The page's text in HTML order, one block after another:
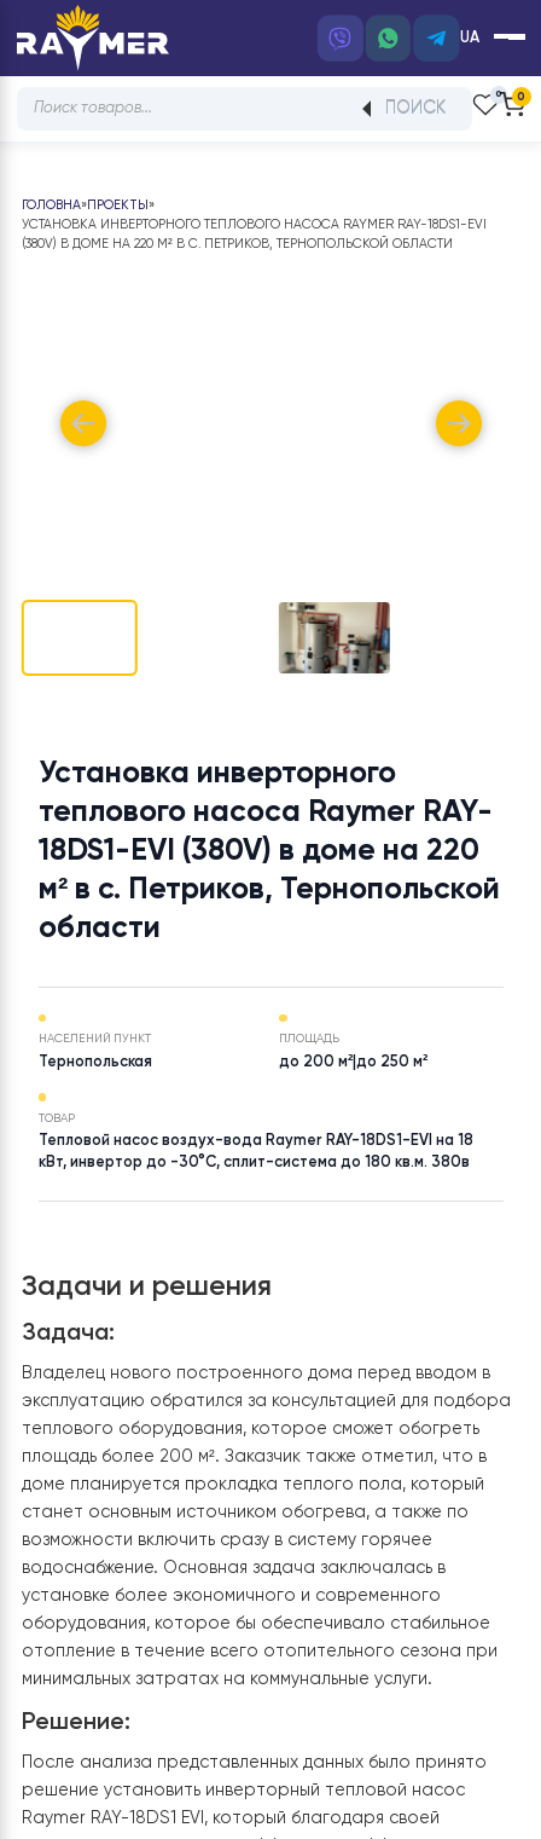
UA
Products
ПОИСК
ГОЛОВНА» ПРОЕКТЫ»
УСТАНОВКА ИНВЕРТОРНОГО ТЕПЛОВОГО НАСОСА RAYMER RAY-18DS1-EVI
Установка инверторного
теплового насоса Raymer
18DS1-EVI (380V) в доме на 220
м² в с. Петриков,
области
НАСЕЛЕНИЙ ПУНКТ ПЛОЩАДЬ
кВт, инвертор до -30°C, сплит-система до 180 кв.м. 380в
Задачи и решения
Задача:
Владелец нового построенного дома перед вводом
эксплуатацию обратился за консультацией для
теплового оборудования, которое сможет обогреть
площадь более 200 м². Заказчик также отметил, что в
доме планируется прокладка теплого пола, который
станет основным источником обогрева, а также по
возможности включить сразу в систему горячее
установке более экономичного и современного
оборудования, которое бы обеспечивало
отопление в течение всего отопительного сезона